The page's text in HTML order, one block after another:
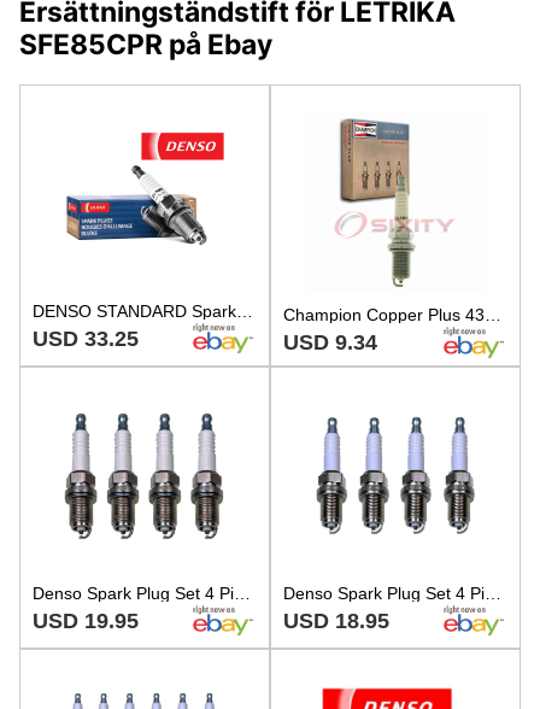
Ersättningständstift för LETRIKA
SFE85CPR på Ebay
DENSO STANDARD Spark Plugs Q22PRU11 3257 Set of 4
USD 33.25
Champion Copper Plus 430 Spark Plug for V99-75-0023 RC9YC4 Q22PRU Q20RU11 qj
USD 9.34
Denso Spark Plug Set 4 Pieces U-Groove Conventional Gap 0.044
USD 19.95 USD 18.95